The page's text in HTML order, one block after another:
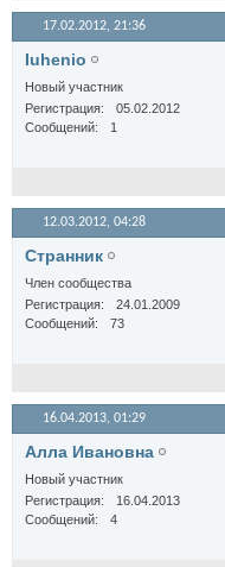
17.02.2012, 21:36
Iuhenio
Новый участник
Регистрация
05.02.2012
Сообщений
1
12.03.2012, 04:28
Cтранник
Член сообщества
Регистрация
24.01.2009
Сообщений
73
16.04.2013, 01:29
Алла Ивановна
Новый участник
Регистрация
16.04.2013
Сообщений
4